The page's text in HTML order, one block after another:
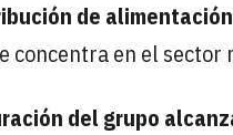
de
concentra en el
del grupo